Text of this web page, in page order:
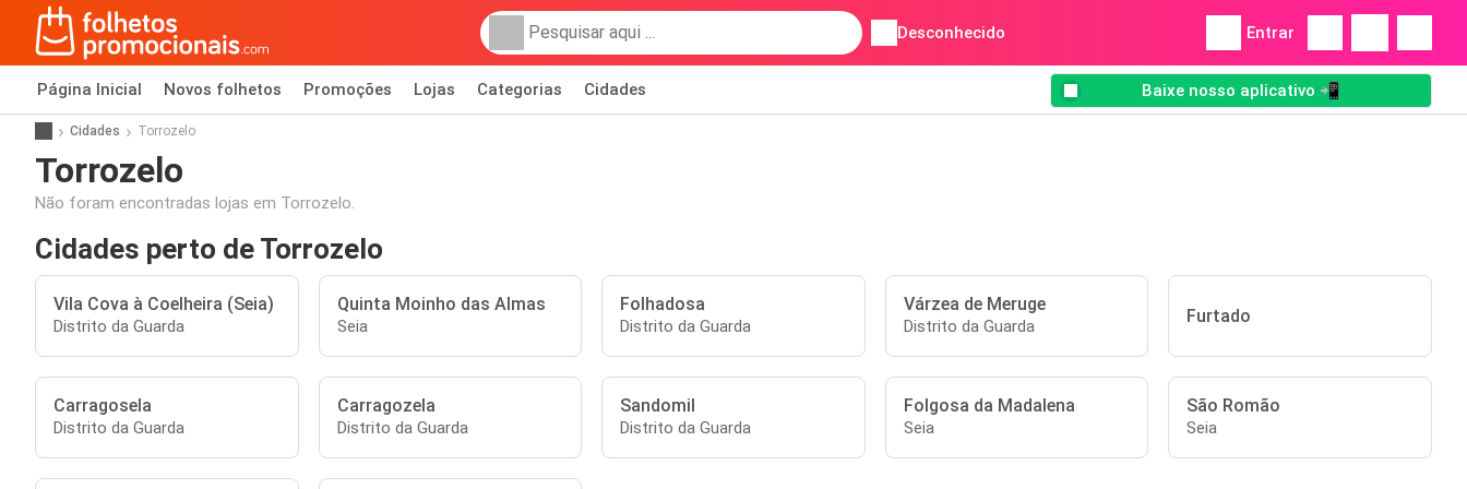
Desconhecido Entrar
Página Inicial Novos folhetos Promoções Lojas Categorias Cidades Baixe nosso aplicativo 📲
Cidades Torrozelo
Torrozelo
Não foram encontradas lojas em Torrozelo.
Cidades perto de Torrozelo
Vila Cova à Coelheira (Seia)
Distrito da Guarda
Quinta Moinho das Almas
Seia
Folhadosa
Distrito da Guarda
Várzea de Meruge
Distrito da Guarda Furtado
Carragosela
Distrito da Guarda
Carragozela
Distrito da Guarda
Sandomil
Distrito da Guarda
Folgosa da Madalena
Seia
São Romão
Seia